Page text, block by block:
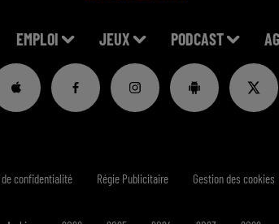
EMPLOI JEUX PODCAST
confidentialité Régie Publicitaire Gestion des cookies